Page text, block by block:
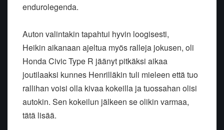
endurolegenda.
Auton valintakin tapahtui hyvin loogisesti,
Heikin aikanaan ajeltua myös ralleja jokusen, oli
Honda Civic Type R jäänyt pitkäksi aikaa
joutilaaksi kunnes Henrilläkin tuli mieleen että tuo
rallihan voisi olla kivaa kokeilla ja tuossahan olisi
autokin. Sen kokeilun jälkeen se olikin varmaa,
tätä lisää.